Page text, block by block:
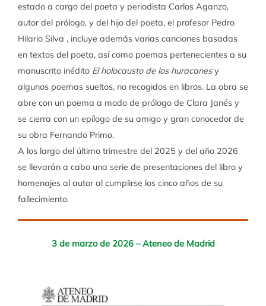
estado a cargo del poeta y periodista Carlos Aganzo,
autor del prólogo, y del hijo del poeta, el profesor Pedro
Hilario Silva , incluye además varias canciones basadas
en textos del poeta, así como poemas pertenecientes a su
manuscrito inédito El holocausto de los huracanesy
algunos poemas sueltos, no recogidos en libros. La obra se
abre con un poema a modo de prólogo de Clara Janés y
se cierra con un epílogo de su amigo y gran conocedor de
su obra Fernando Primo.
A los largo del último trimestre del 2025 y del año 2026
se llevarán a cabo una serie de presentaciones del libro y
homenajes al autor al cumplirse los cinco años de su
fallecimiento.
3 de marzo de 2026 – Ateneo de Madrid